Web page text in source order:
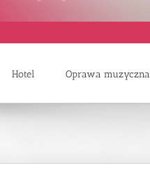
Hotel Oprawa muzyczna